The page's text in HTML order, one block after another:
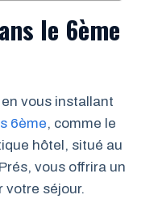
le 6ème
vous installant
6ème, comme le
hôtel, situé au
vous offrira un
votre séjour.